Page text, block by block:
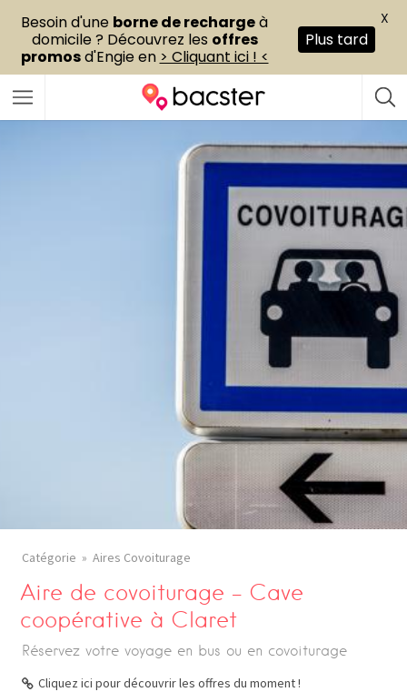
Catégorie Aires Covoiturage
Aire de covoiturage – Cave
coopérative à Claret
Réservez votre voyage en bus ou en covoiturage
Cliquez ici pour découvrir les offres du moment !
Besoin d'une borne de rechargeà
domicile ? Découvrez les offres
promosd'Engie en > Cliquant ici ! <
Plus tard
X